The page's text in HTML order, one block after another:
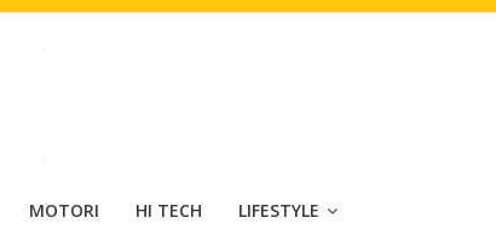
MOTORI HI TECH LIFESTYLE